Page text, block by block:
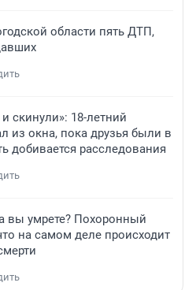
области пять ДТП,
скинули»: 18-летний
из окна, пока друзья были в
добивается расследования
вы умрете? Похоронный
на самом деле происходит